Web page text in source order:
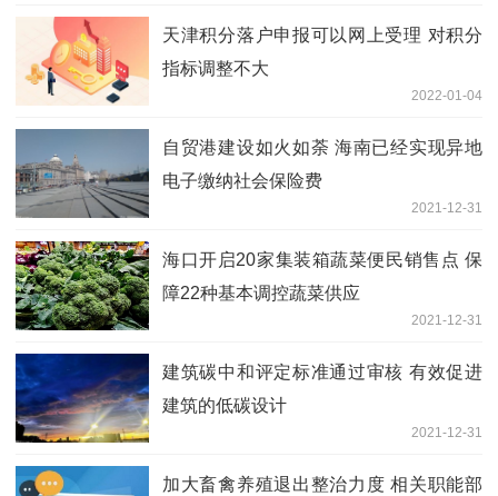
天津积分落户申报可以网上受理 对积分
指标调整不大
2022-01-04
自贸港建设如火如荼 海南已经实现异地
电子缴纳社会保险费
2021-12-31
海口开启20家集装箱蔬菜便民销售点 保
障22种基本调控蔬菜供应
2021-12-31
建筑碳中和评定标准通过审核 有效促进
建筑的低碳设计
2021-12-31
加大畜禽养殖退出整治力度 相关职能部